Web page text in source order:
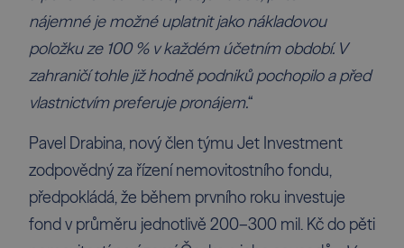
nájemné je možné uplatnit jako nákladovou
položku ze 100 % v každém účetním období. V
zahraničí tohle již hodně podniků pochopilo a před
vlastnictvím preferuje pronájem.“
Pavel Drabina, nový člen týmu Jet Investment
zodpovědný za řízení nemovitostního fondu,
předpokládá, že během prvního roku investuje
fond v průměru jednotlivě 200–300 mil. Kč do pěti